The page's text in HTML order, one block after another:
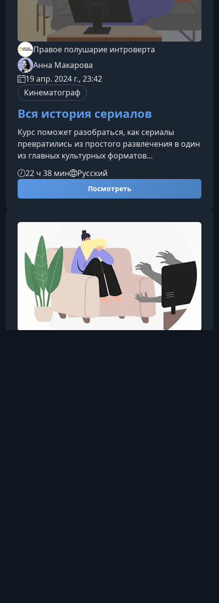
Правое полушарие интроверта
Анна Макарова
19 апр. 2024 г., 23:42
Кинематограф
Вся история сериалов
Курс поможет разобраться, как сериалы
превратились из простого развлечения в один
из главных культурных форматов
современности. Материал подойдет тем, кто
хочет глубже понять индустрию, ее эволюцию
и скрытые механики создания любимых шоу.О
чем этот курсВы получите цельное
разберете ключевые профессии индустрии,
изучите особенности разных стран и жанров, а
также познакомитесь с авторами, которые
формируют совр
22 ч 38 мин Русский
Посмотреть